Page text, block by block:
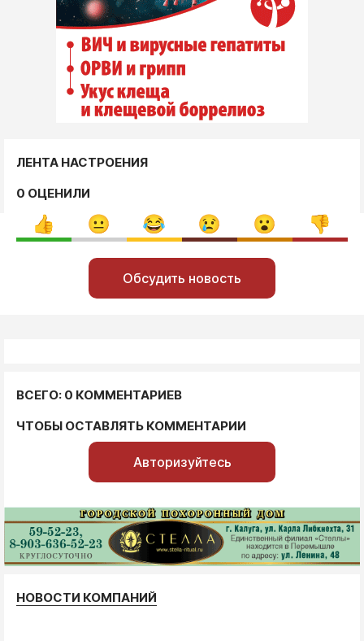
ЛЕНТА НАСТРОЕНИЯ
0 ОЦЕНИЛИ
Обсудить новость
ВСЕГО: 0 КОММЕНТАРИЕВ
ЧТОБЫ ОСТАВЛЯТЬ КОММЕНТАРИИ
Авторизуйтесь
НОВОСТИ КОМПАНИЙ